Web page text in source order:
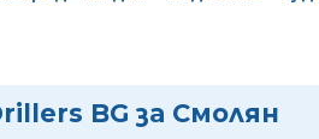
BG за Смолян